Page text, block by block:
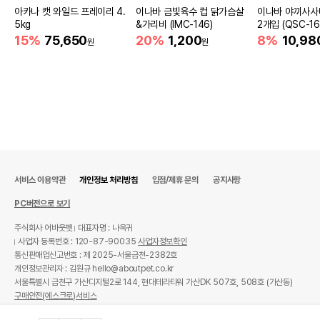
아카나 캣 와일드 프레이리 4.
5kg
15% 75,650원
이나바 금빛육수 컵 닭가슴살
&가리비 (IMC-146)
20% 1,200원
이나바 야끼사
2개입 (QSC-
8%
서비스 이용약관 개인정보 처리방침 입점/제휴 문의 공지사항
PC버전으로 보기
주식회사 어바웃펫
대표자명 : 나옥귀
사업자 등록번호 : 120-87-90035사업자정보확인
통신판매업신고번호 : 제 2025-서울금천-2382호
개인정보관리자 : 김원규 hello@aboutpet.co.kr
서울특별시 금천구 가산디지털2로 144, 현대테라타워 가산DK 507호, 508호 (가산동)
구매안전(에스크로)서비스